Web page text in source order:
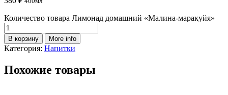
Количество товара Лимонад домашний «Малина-маракуйя»
В корзину More info
Категория: Напитки
Похожие товары